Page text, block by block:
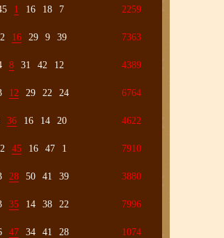
1 16 18 7 2259
16 29 9 39 7363
8 31 42 12 4389
12 29 22 24 6764
36 16 14 20 4622
45 16 47 1 7910
28 50 41 39 3880
35 14 38 22 7996
47 34 41 28 1074